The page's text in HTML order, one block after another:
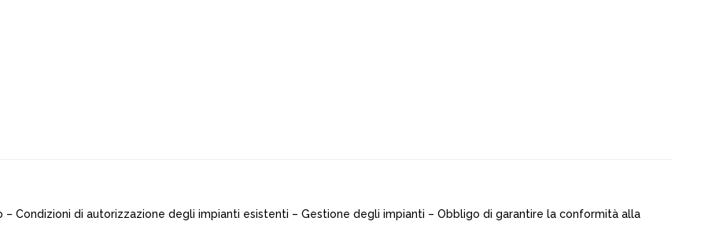
– Condizioni di autorizzazione degli impianti esistenti – Gestione degli impianti – Obbligo di garantire la conformità alla